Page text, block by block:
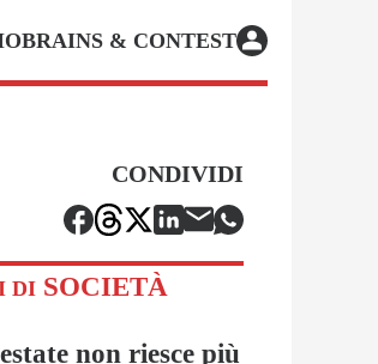
BRAINS & CONTEST
CONDIVIDI
DI SOCIETÀ
non riesce più